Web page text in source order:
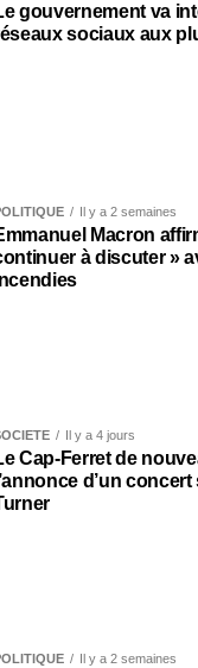
gouvernement va
sociaux aux
Il y a 2 semaines
Macron
à discuter »
Il y a 4 jours
Cap-Ferret de
l’annonce d’un
Il y a 2 semaines